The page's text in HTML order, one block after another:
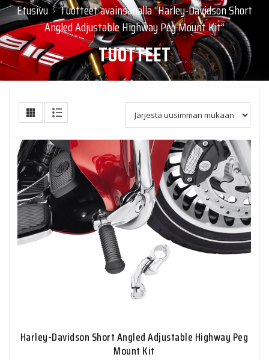
Etusivu › Tuotteet avainsanalla “Harley-Davidson Short
Angled Adjustable Highway Peg Mount Kit”
TUOTTEET
Harley-Davidson Short Angled Adjustable Highway Peg
Mount Kit